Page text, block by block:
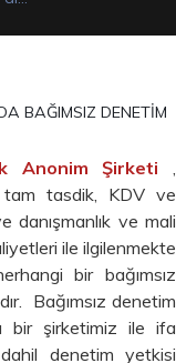
BAĞIMSIZ DENETİM
Anonim Şirketi
,
tam tasdik, KDV ve
danışmanlık ve mali
ile ilgilenmekte
bir bağımsız
Bağımsız denetim
bir şirketimiz ile ifa
denetim yetkisi